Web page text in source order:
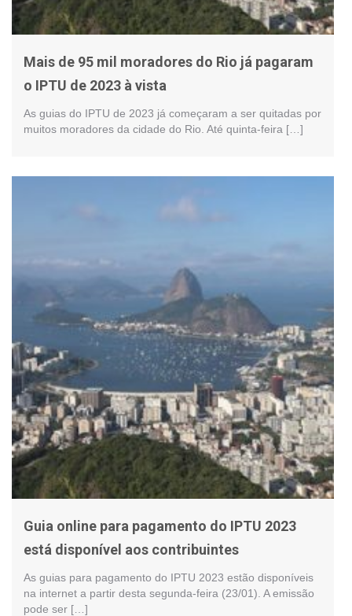
Mais de 95 mil moradores do Rio já pagaram
o IPTU de 2023 à vista
As guias do IPTU de 2023 já começaram a ser quitadas por
muitos moradores da cidade do Rio. Até quinta-feira […]
Guia online para pagamento do IPTU 2023
está disponível aos contribuintes
As guias para pagamento do IPTU 2023 estão disponíveis
na internet a partir desta segunda-feira (23/01). A emissão
pode ser […]